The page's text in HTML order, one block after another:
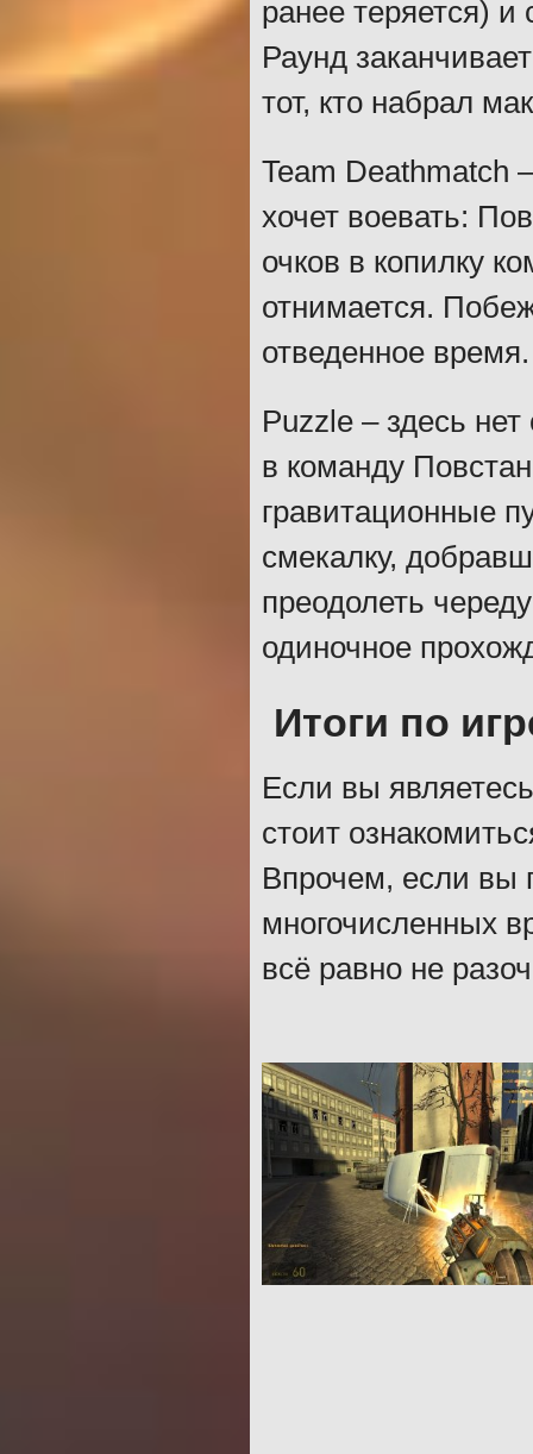
ранее теряется)
Раунд
тот, кто набрал
Team Deathmatch
хочет воевать:
очков в копилку
отнимается.
отведенное время.
Puzzle – здесь
в команду
гравитационные
смекалку,
преодолеть
одиночное
Итоги по
Если вы
стоит
Впрочем, если вы
многочисленных
всё равно не